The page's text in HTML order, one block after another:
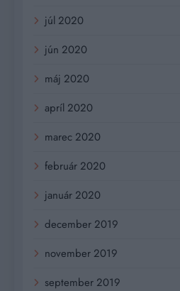
júl 2020
jún 2020
máj 2020
apríl 2020
marec 2020
február 2020
január 2020
december 2019
november 2019
september 2019